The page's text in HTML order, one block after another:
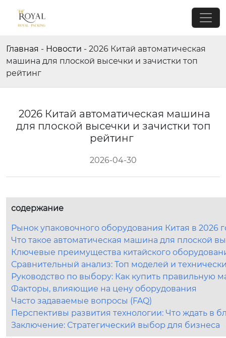
Главная - Новости - 2026 Китай автоматическая
машина для плоской высечки и зачистки топ
рейтинг
2026 Китай автоматическая машина
для плоской высечки и зачистки топ
рейтинг
2026-04-30
содержание
Рынок упаковочного оборудования Китая в 2026
Что такое автоматическая машина для плоской
Ключевые преимущества китайского
Сравнительный анализ: Топ моделей и
Руководство по выбору: Как купить правильную
Факторы, влияющие на цену оборудования
Часто задаваемые вопросы (FAQ)
Перспективы развития технологии: Что ждать в
Заключение: Стратегический выбор для бизнеса